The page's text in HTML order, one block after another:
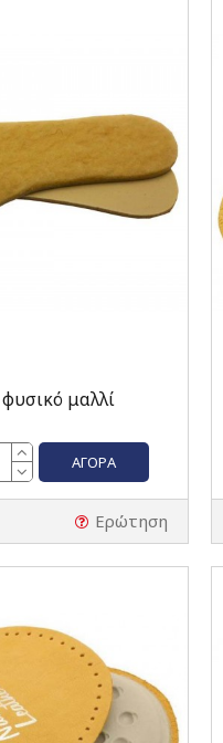
μαλλί
ΑΓΟΡΆ
Ερώτηση